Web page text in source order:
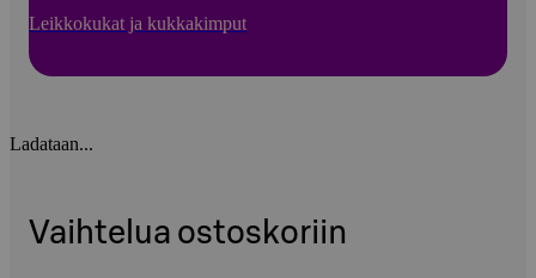
Leikkokukat ja kukkakimput
Ladataan...
Vaihtelua ostoskoriin